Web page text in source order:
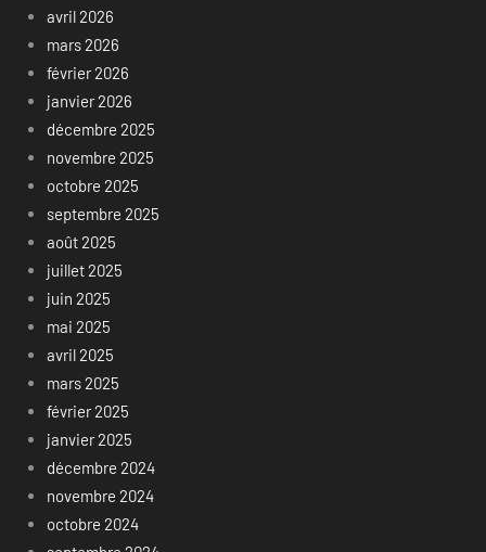
avril 2026
mars 2026
février 2026
janvier 2026
décembre 2025
novembre 2025
octobre 2025
septembre 2025
août 2025
juillet 2025
juin 2025
mai 2025
avril 2025
mars 2025
février 2025
janvier 2025
décembre 2024
novembre 2024
octobre 2024